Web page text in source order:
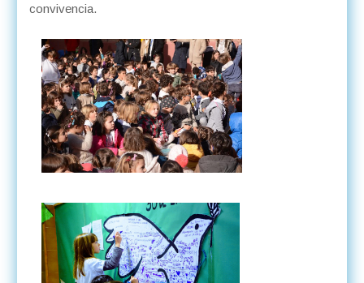
convivencia.